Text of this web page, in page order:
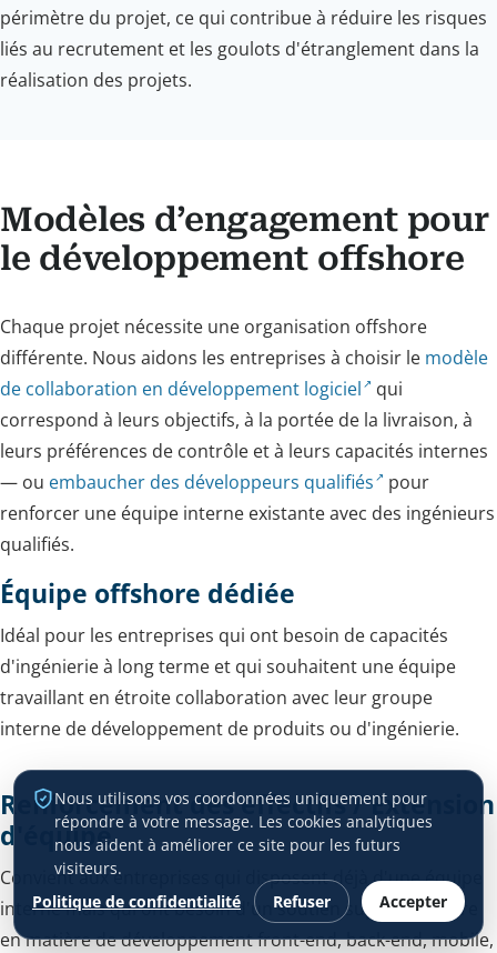
périmètre du projet, ce qui contribue à réduire les risques
liés au recrutement et les goulots d'étranglement dans la
réalisation des projets.
Modèles d’engagement pour
le développement offshore
Chaque projet nécessite une organisation offshore
différente. Nous aidons les entreprises à choisir le modèle
de collaboration en développement logiciel
qui
correspond à leurs objectifs, à la portée de la livraison, à
leurs préférences de contrôle et à leurs capacités internes
— ou embaucher des développeurs qualifiés
pour
renforcer une équipe interne existante avec des ingénieurs
qualifiés.
Équipe offshore dédiée
Idéal pour les entreprises qui ont besoin de capacités
d'ingénierie à long terme et qui souhaitent une équipe
travaillant en étroite collaboration avec leur groupe
interne de développement de produits ou d'ingénierie.
Renforcement des effectifs / Extension
d'équipe
Convient aux entreprises qui disposent déjà d'une équipe
interne mais qui ont besoin d'un soutien supplémentaire
en matière de développement front-end, back-end, mobile,
Nous utilisons vos coordonnées uniquement pour
répondre à votre message. Les cookies analytiques
nous aident à améliorer ce site pour les futurs
visiteurs.
Politique de confidentialité
Refuser Accepter